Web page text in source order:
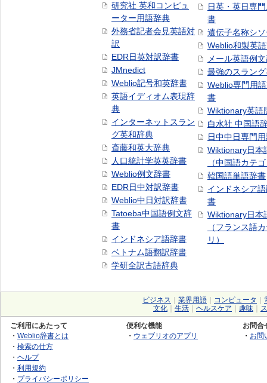
研究社 英和コンピュ
ーター用語辞典
外務省記者会見英語対
訳
EDR日英対訳辞書
JMnedict
Weblio記号和英辞書
英語イディオム表現辞
典
インターネットスラン
グ英和辞典
斎藤和英大辞典
人口統計学英英辞書
Weblio例文辞書
EDR日中対訳辞書
Weblio中日対訳辞書
Tatoeba中国語例文辞
書
インドネシア語辞書
ベトナム語翻訳辞書
学研全訳古語辞典
日英・英日専
書
遺伝子名称シ
Weblio和製英
メール英語例
最強のスラン
Weblio専門用
書
Wiktionary英語
白水社 中国語
日中中日専門
Wiktionary日本
（中国語カテ
韓国語単語辞書
インドネシア
書
Wiktionary日本
（フランス語
リ）
ビジネス 業界用語 コンピュータ
文化
生活 ヘルスケア 趣味
ご利用にあたって
・ Weblio辞書とは
・ 検索の仕方
・ ヘルプ
・ 利用規約
・ プライバシーポリシー
便利な機能
・ ウェブリオのアプリ
お問合
・ お問